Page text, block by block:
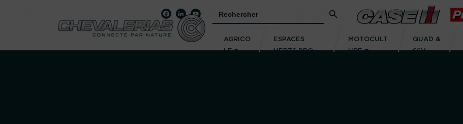
for:
AGRICO
LE
ESPACES
VERTS PRO
MOTOCULT
URE
QUAD &
SSV